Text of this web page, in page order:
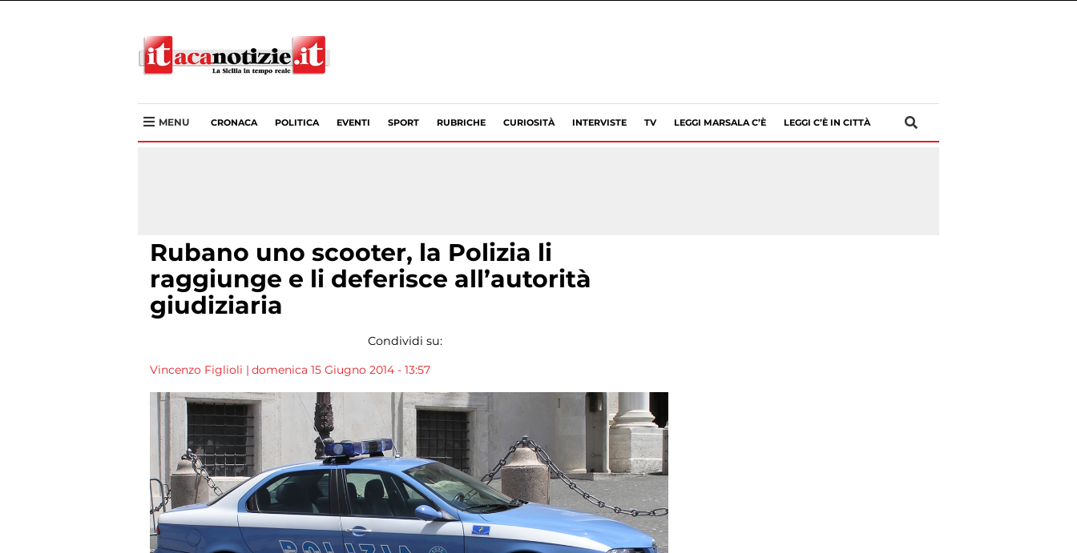
MENU CRONACA POLITICA EVENTI SPORT RUBRICHE CURIOSITÀ INTERVISTE TV LEGGI MARSALA C’È LEGGI C’È IN CITTÀ
Rubano uno scooter, la Polizia li
raggiunge e li deferisce all’autorità
giudiziaria
Condividi su:
Vincenzo Figlioli | domenica 15 Giugno 2014 - 13:57